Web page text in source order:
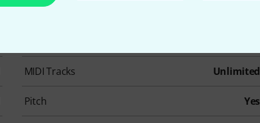
MIDI Tracks Unlimited
Pitch Yes